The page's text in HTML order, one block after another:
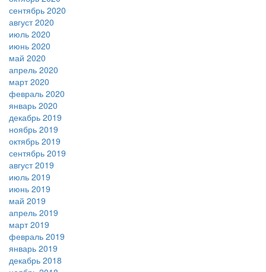
сентябрь 2020
август 2020
июль 2020
июнь 2020
май 2020
апрель 2020
март 2020
февраль 2020
январь 2020
декабрь 2019
ноябрь 2019
октябрь 2019
сентябрь 2019
август 2019
июль 2019
июнь 2019
май 2019
апрель 2019
март 2019
февраль 2019
январь 2019
декабрь 2018